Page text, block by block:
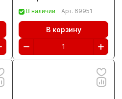
(27262-30)
В наличии Арт. 69951
В корзину